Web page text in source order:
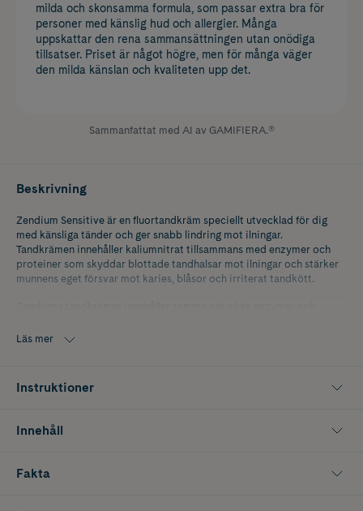
milda och skonsamma formula, som passar extra bra för
personer med känslig hud och allergier. Många
uppskattar den rena sammansättningen utan onödiga
tillsatser. Priset är något högre, men för många väger
den milda känslan och kvaliteten upp det.
Sammanfattat med AI av GAMIFIERA.®
Beskrivning
Zendium Sensitive är en fluortandkräm speciellt utvecklad för dig
med känsliga tänder och ger snabb lindring mot ilningar.
Tandkrämen innehåller kaliumnitrat tillsammans med enzymer och
proteiner som skyddar blottade tandhalsar mot ilningar och stärker
munnens eget försvar mot karies, blåsor och irriterat tandkött.
skapar Zendium ett naturligt skydd för din mun genom att boosta de
Obs. tandkrämen innehåller små mängder ägg- och mjölkprotein.
Läs mer
Instruktioner
Innehåll
Fakta